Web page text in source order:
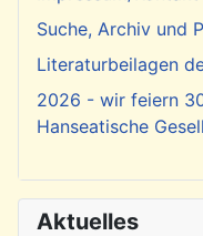
Suche, Archiv und
Literaturbeilagen
2026 - wir feiern
Hanseatische
Aktuelles